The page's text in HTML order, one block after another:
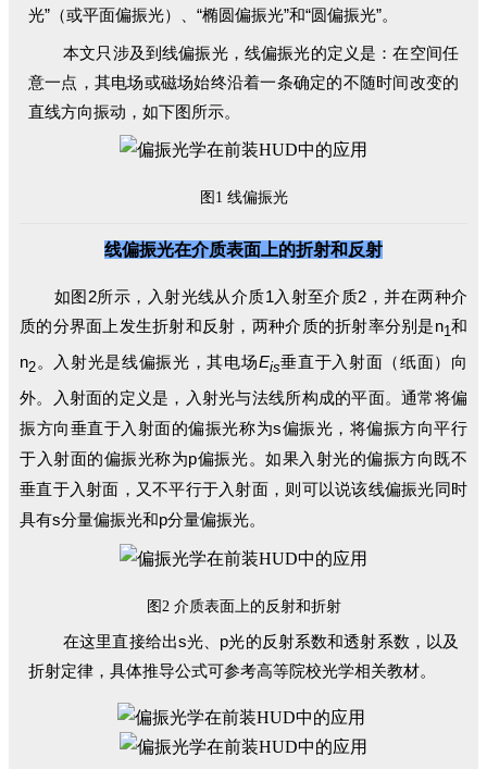
光”（或平面偏振光）、“椭圆偏振光”和“圆偏振光”。
本文只涉及到线偏振光，线偏振光的定义是：在空间任
意一点，其电场或磁场始终沿着一条确定的不随时间改变的
直线方向振动，如下图所示。
图1 线偏振光
线偏振光在介质表面上的折射和反射
如图2所示，入射光线从介质1入射至介质2，并在两种介
质的分界面上发生折射和反射，两种介质的折射率分别是n1和
n2 。入射光是线偏振光，其电场Eis垂直于入射面（纸面）向
外。入射面的定义是，入射光与法线所构成的平面。通常将偏
振方向垂直于入射面的偏振光称为s偏振光，将偏振方向平行
于入射面的偏振光称为p偏振光。如果入射光的偏振方向既不
垂直于入射面，又不平行于入射面，则可以说该线偏振光同时
具有s分量偏振光和p分量偏振光。
图2 介质表面上的 反射和折射
在这里直接给出s光、p光的反射系数和透射系数，以及
折射定律，具体推导公式可参考高等院校光学相关教材。